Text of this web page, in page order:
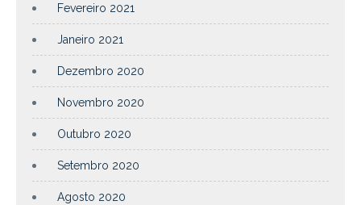
Fevereiro 2021
Janeiro 2021
Dezembro 2020
Novembro 2020
Outubro 2020
Setembro 2020
Agosto 2020